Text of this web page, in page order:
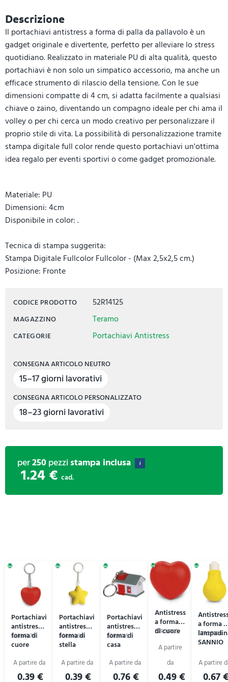
Descrizione
Il portachiavi antistress a forma di palla da pallavolo è un
gadget originale e divertente, perfetto per alleviare lo stress
quotidiano. Realizzato in materiale PU di alta qualità, questo
portachiavi è non solo un simpatico accessorio, ma anche un
efficace strumento di rilascio della tensione. Con le sue
dimensioni compatte di 4 cm, si adatta facilmente a qualsiasi
chiave o zaino, diventando un compagno ideale per chi ama il
volley o per chi cerca un modo creativo per personalizzare il
proprio stile di vita. La possibilità di personalizzazione tramite
stampa digitale full color rende questo portachiavi un'ottima
idea regalo per eventi sportivi o come gadget promozionale.
Materiale: PU
Dimensioni: 4cm
Disponibile in color: .
Tecnica di stampa suggerita:
Stampa Digitale Fullcolor Fullcolor - (Max 2,5x2,5 cm.)
Posizione: Fronte
CODICE PRODOTTO 52R14125
MAGAZZINO Teramo
CATEGORIE Portachiavi Antistress
CONSEGNA ARTICOLO NEUTRO
15–17 giorni lavorativi
CONSEGNA ARTICOLO PERSONALIZZATO
18–23 giorni lavorativi
per250pezzistampa inclusa i
1.24 € cad.
Portachiavi
antistress a
forma di
cuore
52R14079
0.39 €
Portachiavi
antistress a
forma di
stella
52R14098
0.39 €
Portachiavi
antistress a
forma di
casa
52R14115
0.76 €
Antistress
a forma
di cuore
57R26103
0.49 €
a forma
SANNIO
57R26104
0.67